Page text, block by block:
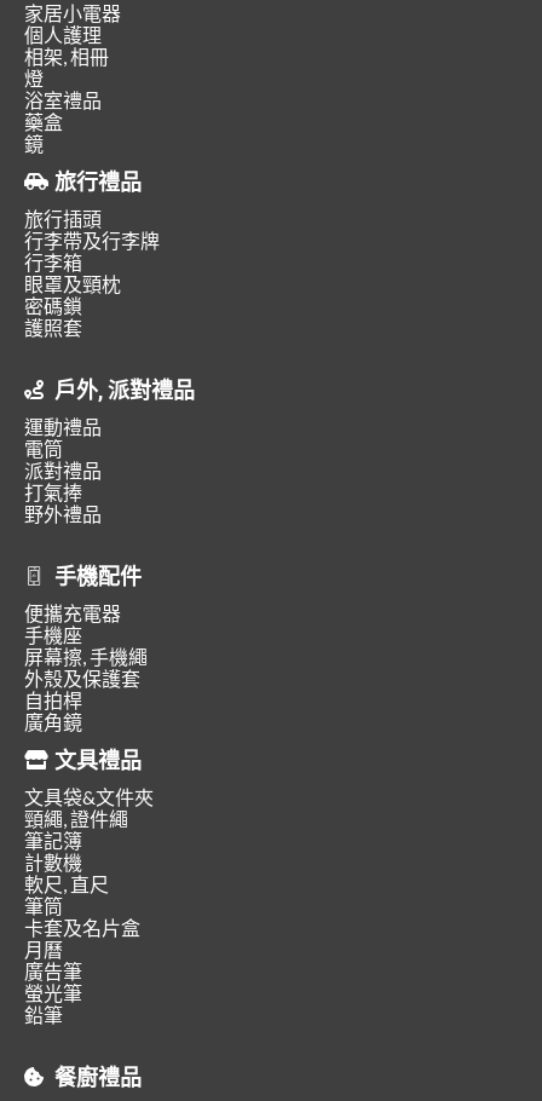
家居小電器
個人護理
相架, 相冊
燈
浴室禮品
藥盒
鏡
旅行禮品
旅行插頭
行李帶及行李牌
行李箱
眼罩及頸枕
密碼鎖
護照套
戶外, 派對禮品
運動禮品
電筒
派對禮品
打氣捧
野外禮品
手機配件
便攜充電器
手機座
屏幕擦, 手機繩
外殼及保護套
自拍桿
廣角鏡
文具禮品
文具袋&文件夾
頸繩, 證件繩
筆記簿
計數機
軟尺, 直尺
筆筒
卡套及名片盒
月曆
廣告筆
螢光筆
鉛筆
餐廚禮品